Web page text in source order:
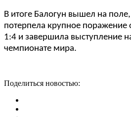
В итоге Балогун вышел на
потерпела крупное поражение
1:4 и завершила выступление
чемпионате мира.
Поделиться новостью: